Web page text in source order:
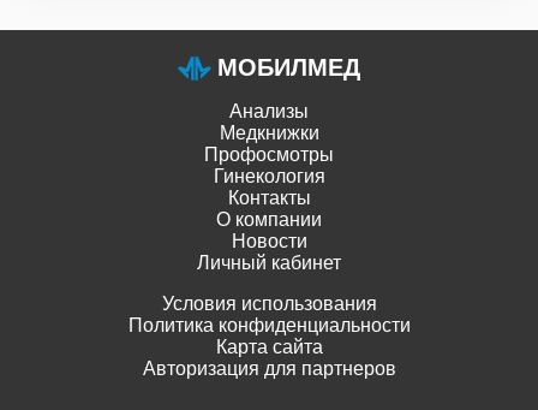
МОБИЛМЕД
Анализы
Медкнижки
Профосмотры
Гинекология
Контакты
О компании
Новости
Личный кабинет
Условия использования
Политика конфиденциальности
Карта сайта
Авторизация для партнеров